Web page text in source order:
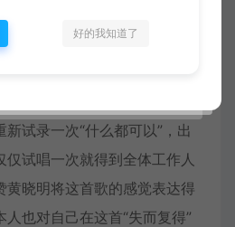
该曲的高音区有一定难度，并
试录一次“什么都可以”，出
试唱一次就得到全体工作人
黄晓明将这首歌的感觉表达得
也对自己在这首“失而复得”
好的我知道了